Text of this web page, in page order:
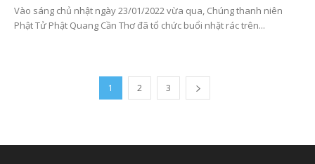
Vào sáng chủ nhật ngày 23/01/2022 vừa qua, Chúng thanh niên
Phật Tử Phật Quang Cần Thơ đã tổ chức buổi nhặt rác trên...
1 2 3